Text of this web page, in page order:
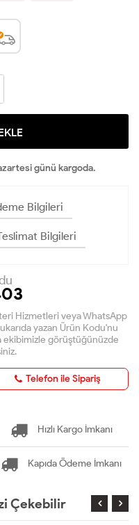
günü kargoda.
Bilgileri
Bilgileri
Hizmetleri veya WhatsApp
yazan Ürün Kodu'nu
ekibimizle görüştüğünüzde
Telefon ile Sipariş
Hızlı Kargo İmkanı
Kapıda Ödeme İmkanı
Çekebilir